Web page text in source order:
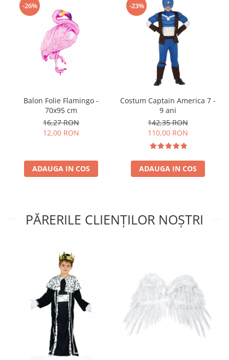
-26%
Balon Folie Flamingo -
70x95 cm
16,27 RON
12,00 RON
ADAUGA IN COS
-23%
Costum Captain America 7 -
9 ani
142,35 RON
110,00 RON
ADAUGA IN COS
PĂRERILE CLIENȚILOR NOȘTRI